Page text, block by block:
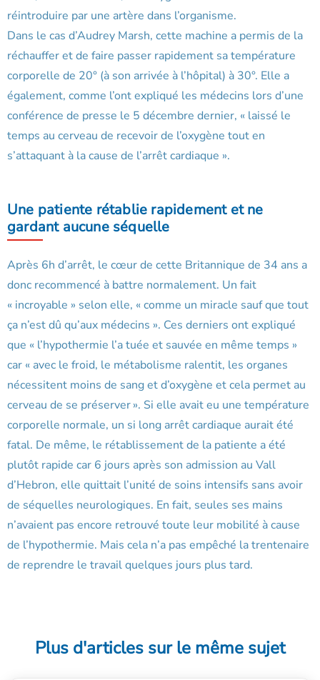
réintroduire par une artère dans l’organisme.
Dans le cas d’Audrey Marsh, cette machine a permis de la
réchauffer et de faire passer rapidement sa température
corporelle de 20° (à son arrivée à l’hôpital) à 30°. Elle a
également, comme l’ont expliqué les médecins lors d’une
conférence de presse le 5 décembre dernier, « laissé le
temps au cerveau de recevoir de l’oxygène tout en
s’attaquant à la cause de l’arrêt cardiaque ».
Une patiente rétablie rapidement et ne
gardant aucune séquelle
Après 6h d’arrêt, le cœur de cette Britannique de 34 ans a
donc recommencé à battre normalement. Un fait
« incroyable » selon elle, « comme un miracle sauf que tout
ça n’est dû qu’aux médecins ». Ces derniers ont expliqué
que « l’hypothermie l’a tuée et sauvée en même temps »
car « avec le froid, le métabolisme ralentit, les organes
nécessitent moins de sang et d’oxygène et cela permet au
cerveau de se préserver ». Si elle avait eu une température
corporelle normale, un si long arrêt cardiaque aurait été
fatal. De même, le rétablissement de la patiente a été
plutôt rapide car 6 jours après son admission au Vall
d’Hebron, elle quittait l’unité de soins intensifs sans avoir
de séquelles neurologiques. En fait, seules ses mains
n’avaient pas encore retrouvé toute leur mobilité à cause
de l’hypothermie. Mais cela n’a pas empêché la trentenaire
de reprendre le travail quelques jours plus tard.
Plus d'articles sur le même sujet